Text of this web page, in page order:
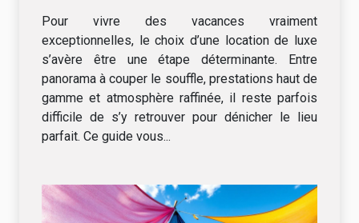
Pour vivre des vacances vraiment
exceptionnelles, le choix d’une location de luxe
s’avère être une étape déterminante. Entre
panorama à couper le souffle, prestations haut de
gamme et atmosphère raffinée, il reste parfois
difficile de s’y retrouver pour dénicher le lieu
parfait. Ce guide vous...